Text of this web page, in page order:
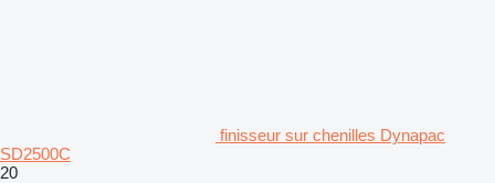
finisseur sur chenilles Dynapac
SD2500C
20